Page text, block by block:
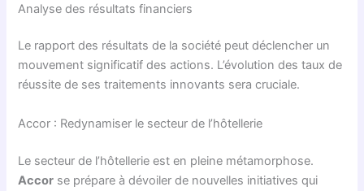
Analyse des résultats financiers
Le rapport des résultats de la société peut déclencher un
mouvement significatif des actions. L’évolution des taux de
réussite de ses traitements innovants sera cruciale.
Accor : Redynamiser le secteur de l’hôtellerie
Le secteur de l’hôtellerie est en pleine métamorphose.
Accor se prépare à dévoiler de nouvelles initiatives qui